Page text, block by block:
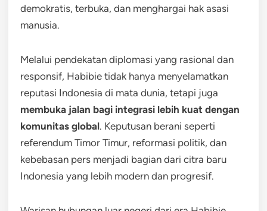
demokratis, terbuka, dan menghargai hak asasi
manusia.
Melalui pendekatan diplomasi yang rasional dan
responsif, Habibie tidak hanya menyelamatkan
reputasi Indonesia di mata dunia, tetapi juga
membuka jalan bagi integrasi lebih kuat dengan
komunitas global. Keputusan berani seperti
referendum Timor Timur, reformasi politik, dan
kebebasan pers menjadi bagian dari citra baru
Indonesia yang lebih modern dan progresif.